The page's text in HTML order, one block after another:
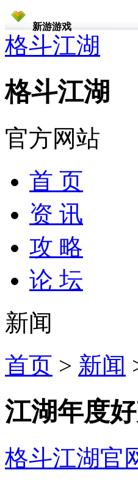
新游游戏
格斗江湖
格斗江湖
官方网站
首 页
资 讯
攻 略
论 坛
新闻
首页 > 新闻
江湖年度
格斗江湖官